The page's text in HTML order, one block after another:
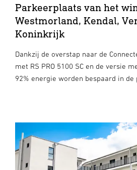
Parkeerplaats van het
Westmorland, Kendal,
Koninkrijk
Dankzij de overstap naar de
met RS PRO 5100 SC en de versie
92% energie worden bespaard in de